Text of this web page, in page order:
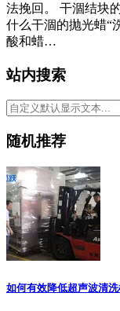
法挽回。 干涸结块
什么干涸的抛光蜡“
酸和蜡…
站内搜索
随机推荐
如何有效降低超声波清